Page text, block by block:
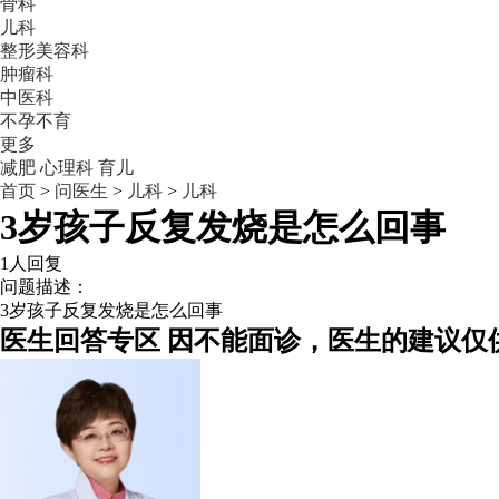
骨科
儿科
整形美容科
肿瘤科
中医科
不孕不育
更多
减肥 心理科 育儿
首页 > 问医生 > 儿科 > 儿科
3岁孩子反复发烧是怎么回事
1人回复
问题描述：
3岁孩子反复发烧是怎么回事
医生回答专区 因不能面诊，医生的建议仅